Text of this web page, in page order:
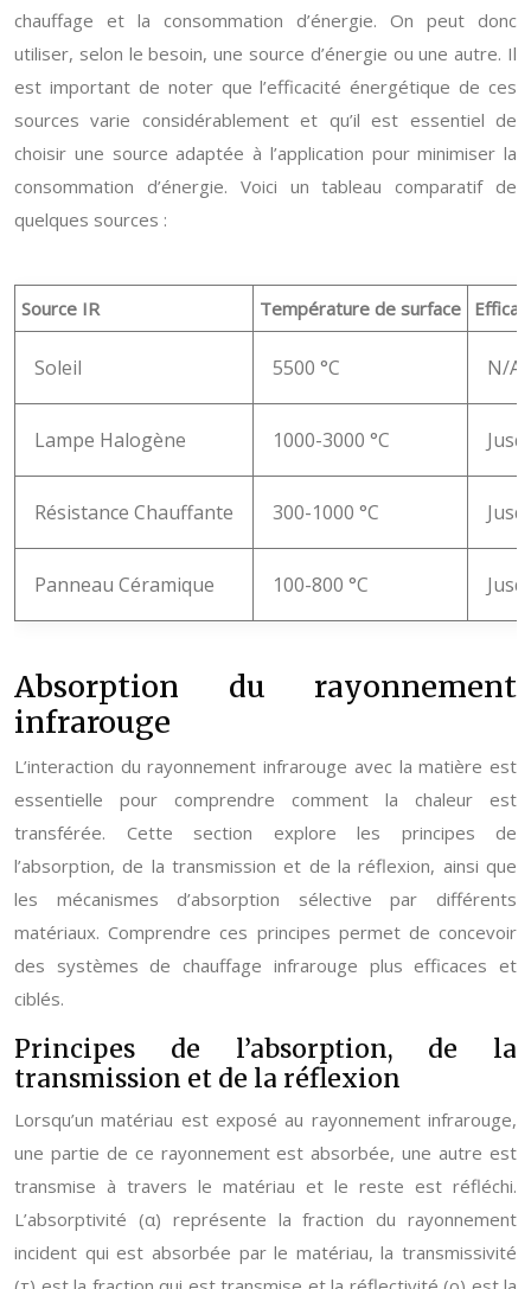
chauffage et la consommation d’énergie. On peut donc
utiliser, selon le besoin, une source d’énergie ou une autre. Il
est important de noter que l’efficacité énergétique de ces
sources varie considérablement et qu’il est essentiel de
choisir une source adaptée à l’application pour minimiser la
consommation d’énergie. Voici un tableau comparatif de
quelques sources :
Source IR Température de surface
Soleil 5500 °C N/A
Lampe Halogène 1000-3000 °C
Résistance Chauffante 300-1000 °C
Panneau Céramique 100-800 °C
Absorption du rayonnement
infrarouge
L’interaction du rayonnement infrarouge avec la matière est
essentielle pour comprendre comment la chaleur est
transférée. Cette section explore les principes de
l’absorption, de la transmission et de la réflexion, ainsi que
les mécanismes d’absorption sélective par différents
matériaux. Comprendre ces principes permet de concevoir
des systèmes de chauffage infrarouge plus efficaces et
ciblés.
Principes de l’absorption, de la
transmission et de la réflexion
Lorsqu’un matériau est exposé au rayonnement infrarouge,
une partie de ce rayonnement est absorbée, une autre est
transmise à travers le matériau et le reste est réfléchi.
L’absorptivité (α) représente la fraction du rayonnement
incident qui est absorbée par le matériau, la transmissivité